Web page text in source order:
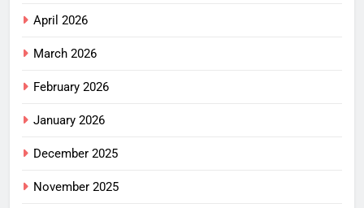
April 2026
March 2026
February 2026
January 2026
December 2025
November 2025